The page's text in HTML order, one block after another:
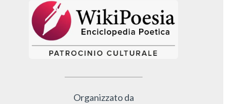
Organizzato da